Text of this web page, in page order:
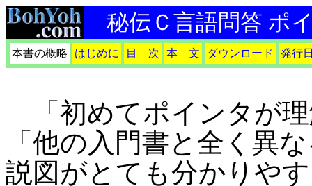
秘伝Ｃ言語問答 ポ
本書の概略 はじめに 目 次 本 文 ダウンロード 発行
「初めてポインタが
「他の入門書と全く異
説図がとても分かりや